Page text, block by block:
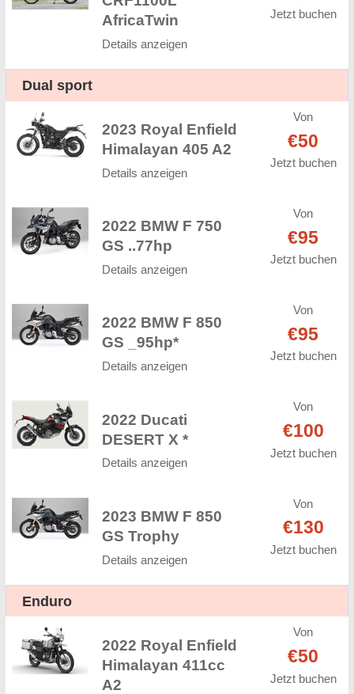
AfricaTwin
Details anzeigen
Jetzt buchen
Dual sport
2023 Royal Enfield
Himalayan 405 A2
Details anzeigen
Von
€50
Jetzt buchen
2022 BMW F 750
GS ..77hp
Details anzeigen
Von
€95
Jetzt buchen
2022 BMW F 850
GS _95hp*
Details anzeigen
Von
€95
Jetzt buchen
2022 Ducati
DESERT X *
Details anzeigen
Von
€100
Jetzt buchen
2023 BMW F 850
GS Trophy
Details anzeigen
Von
€130
Jetzt buchen
Enduro
2022 Royal Enfield
Himalayan 411cc
A2
Von
€50
Jetzt buchen